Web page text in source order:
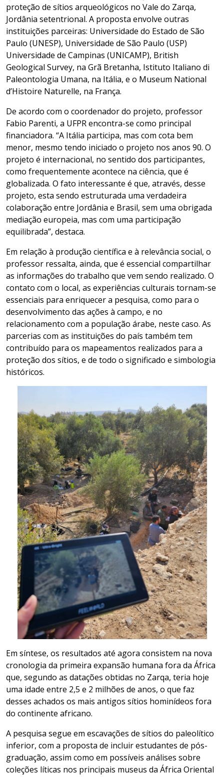
proteção de sítios arqueológicos no Vale do Zarqa,
Jordânia setentrional. A proposta envolve outras
instituições parceiras: Universidade do Estado de São
Paulo (UNESP), Universidade de São Paulo (USP)
Universidade de Campinas (UNICAMP), British
Geological Survey, na Grã Bretanha, Istituto Italiano di
Paleontologia Umana, na Itália, e o Museum National
d’Histoire Naturelle, na França.
De acordo com o coordenador do projeto, professor
Fabio Parenti, a UFPR encontra-se como principal
financiadora. “A Itália participa, mas com cota bem
menor, mesmo tendo iniciado o projeto nos anos 90. O
projeto é internacional, no sentido dos participantes,
como frequentemente acontece na ciência, que é
globalizada. O fato interessante é que, através, desse
projeto, esta sendo estruturada uma verdadeira
colaboração entre Jordânia e Brasil, sem uma obrigada
mediação europeia, mas com uma participação
equilibrada”, destaca.
Em relação à produção científica e à relevância social, o
professor ressalta, ainda, que é essencial compartilhar
as informações do trabalho que vem sendo realizado. O
contato com o local, as experiências culturais tornam-se
essenciais para enriquecer a pesquisa, como para o
desenvolvimento das ações à campo, e no
relacionamento com a população árabe, neste caso. As
parcerias com as instituições do país também tem
contribuído para os mapeamentos realizados para a
proteção dos sítios, e de todo o significado e simbologia
históricos.
Em síntese, os resultados até agora consistem na nova
cronologia da primeira expansão humana fora da África
que, segundo as datações obtidas no Zarqa, teria hoje
uma idade entre 2,5 e 2 milhões de anos, o que faz
desses achados os mais antigos sítios hominídeos fora
do continente africano.
A pesquisa segue em escavações de sítios do paleolítico
inferior, com a proposta de incluir estudantes de pós-
graduação, assim como em possíveis análises sobre
coleções líticas nos principais museus da África Oriental